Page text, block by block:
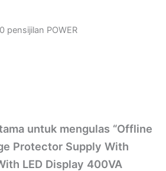
pensijilan POWER
untuk mengulas “Offline
Protector Supply With
LED Display 400VA